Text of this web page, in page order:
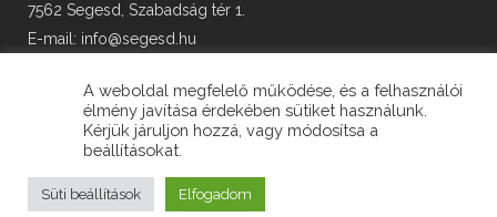
7562 Segesd, Szabadság tér 1.
E-mail: info@segesd.hu
© Copyright Segesd Község Önkormányzata
A weboldal megfelelő működése, és a felhasználói
élmény javítása érdekében sütiket használunk.
Kérjük járuljon hozzá, vagy módosítsa a
beállításokat.
Süti beállítások Elfogadom